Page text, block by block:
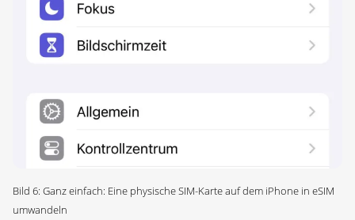
Bild 6: Ganz einfach: Eine physische SIM-Karte auf dem iPhone in eSIM
umwandeln